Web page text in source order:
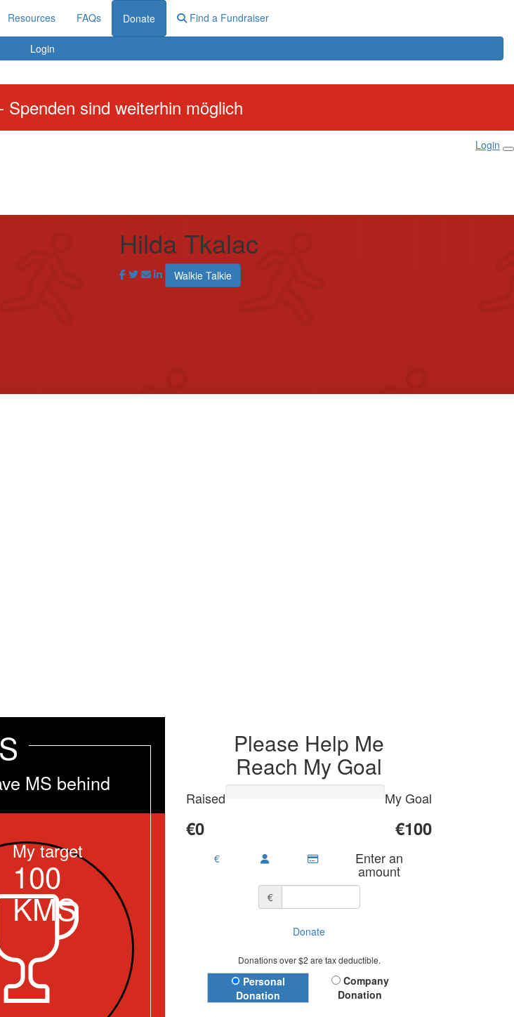
Resources FAQs Donate Find a Fundraiser
Login
Spenden sind weiterhin möglich
Login
Hilda Tkalac
Walkie Talkie
Please Help Me
Reach My Goal
Raised
€0
My Goal
€100
€ Enter an
amount
€
Donate
Donations over $2 are tax deductible.
Donation Type
Personal
Donation
Company
Donation
MS behind
My target
100
KMS